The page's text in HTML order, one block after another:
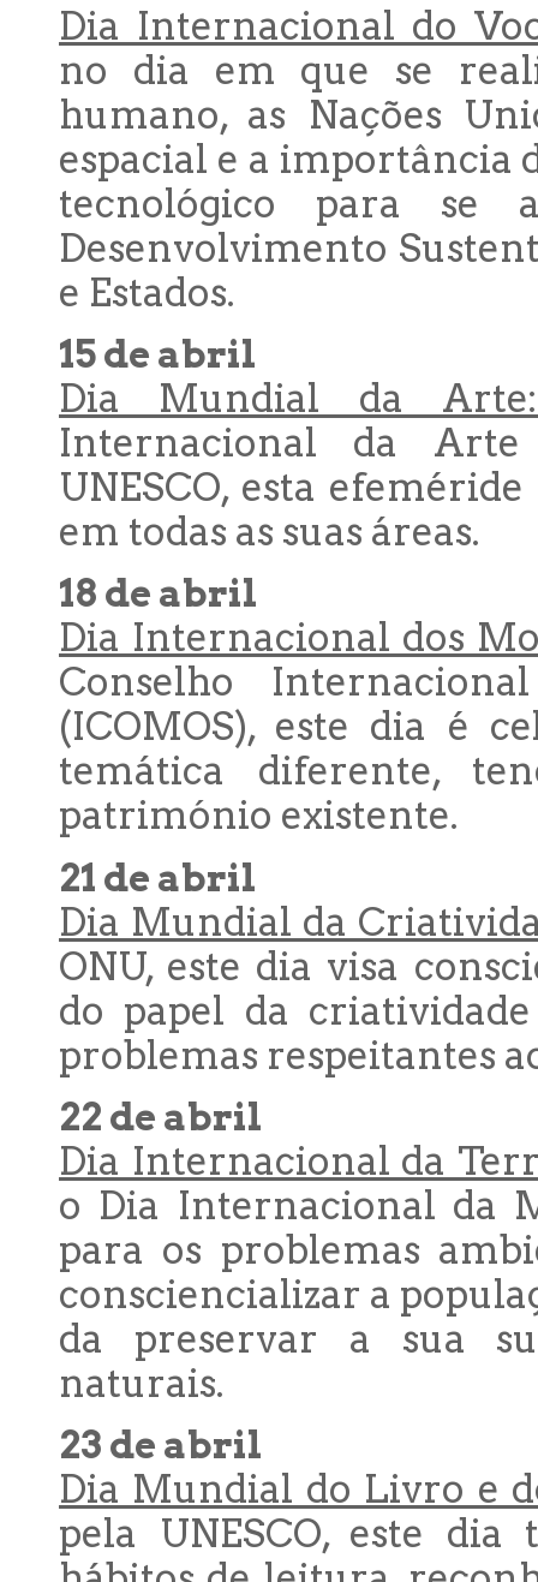
Dia Internacional do
no dia em que se
humano, as Nações
espacial e a importância
tecnológico para se
Desenvolvimento
e Estados.
15 de abril
Dia Mundial da Arte:
Internacional da
UNESCO, esta
em todas as suas áreas.
18 de abril
Dia Internacional dos
Conselho
(ICOMOS), este dia é
temática diferente,
património existente.
21 de abril
Dia Mundial da
ONU, este dia visa
do papel da
problemas respeitantes
22 de abril
Dia Internacional da
o Dia Internacional da
para os problemas
consciencializar a
da preservar a sua
naturais.
23 de abril
Dia Mundial do Livro e
pela UNESCO, este